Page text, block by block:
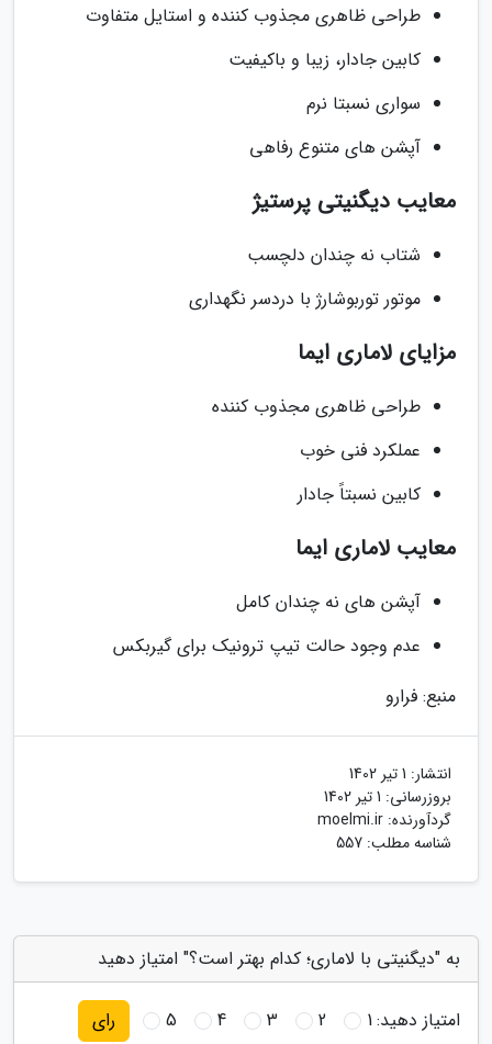
طراحی ظاهری مجذوب کننده و استایل متفاوت
کابین جادار، زیبا و باکیفیت
سواری نسبتا نرم
آپشن های متنوع رفاهی
معایب دیگنیتی پرستیژ
شتاب نه چندان دلچسب
موتور توربوشارژ با دردسر نگهداری
مزایای لاماری ایما
طراحی ظاهری مجذوب کننده
عملکرد فنی خوب
کابین نسبتاً جادار
معایب لاماری ایما
آپشن های نه چندان کامل
عدم وجود حالت تیپ ترونیک برای گیربکس
منبع: فرارو
انتشار: 1 تیر 1402
بروزرسانی: 1 تیر 1402
گردآورنده: moelmi.ir
شناسه مطلب: 557
به "دیگنیتی با لاماری؛ کدام بهتر است؟" امتیاز دهید
امتیاز دهید:1
2
3
4
5 رای